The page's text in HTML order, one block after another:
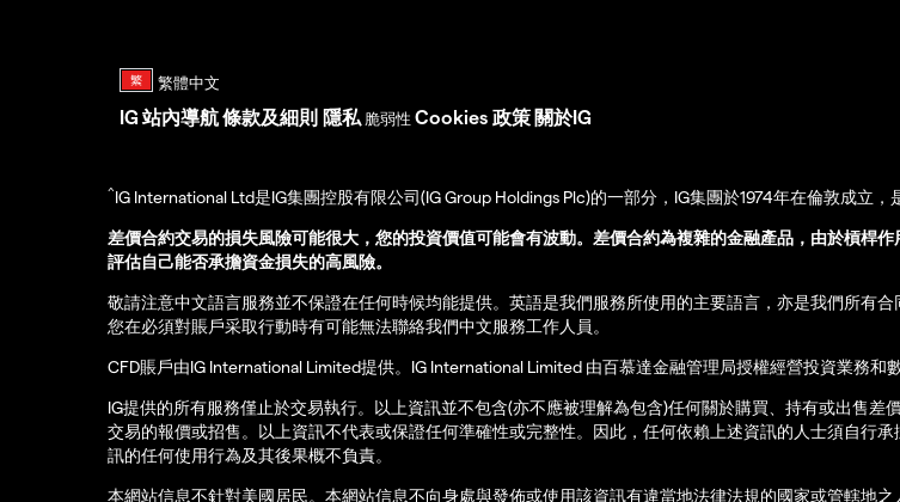
IG 站內導航條款及細則 隱私 脆弱性 Cookies 政策 關於IG
^IG International Ltd是IG集團控股有限公司(IG Group Holdings Plc)的一部分，IG集團於1974年在倫敦成立，
差價合約交易的損失風險可能很大，您的投資價值可能會有波動。差價合約為複雜的金融產品，由於槓桿
評估自己能否承擔資金損失的高風險。
敬請注意中文語言服務並不保證在任何時候均能提供。英語是我們服務所使用的主要語言，亦是我們所有合
您在必須對賬戶采取行動時有可能無法聯絡我們中文服務工作人員。
CFD賬戶由IG International Limited提供。IG International Limited 由百慕達金融管理局授權經營投資業務和
IG提供的所有服務僅止於交易執行。以上資訊並不包含(亦不應被理解為包含)任何關於購買、持有或出售
交易的報價或招售。以上資訊不代表或保證任何準確性或完整性。因此，任何依賴上述資訊的人士須自行
訊的任何使用行為及其後果概不負責。
本網站信息不針對美國居民。本網站信息不向身處與發佈或使用該資訊有違當地法律法規的國家或管轄地之